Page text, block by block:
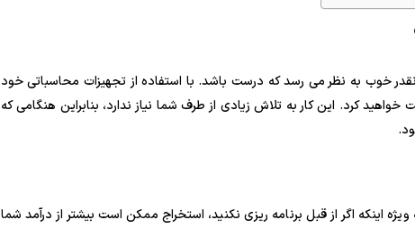
خوب به نظر می رسد که درست باشد. با استفاده از تجهیزات محاسباتی خود
کرد. این کار به تلاش زیادی از طرف شما نیاز ندارد، بنابراین هنگامی که
اینکه اگر از قبل برنامه ریزی نکنید، استخراج ممکن است بیشتر از درآمد شما